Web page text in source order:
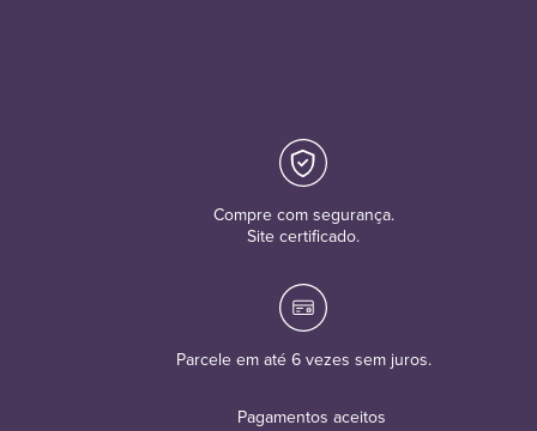
Compre com segurança.
Site certificado.
Parcele em até 6 vezes sem juros.
Pagamentos aceitos